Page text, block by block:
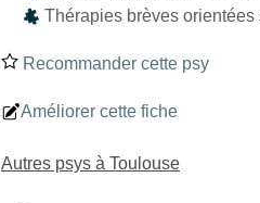
Thérapies brèves orientées
Recommander cette psy
Améliorer cette fiche
Autres psys à Toulouse